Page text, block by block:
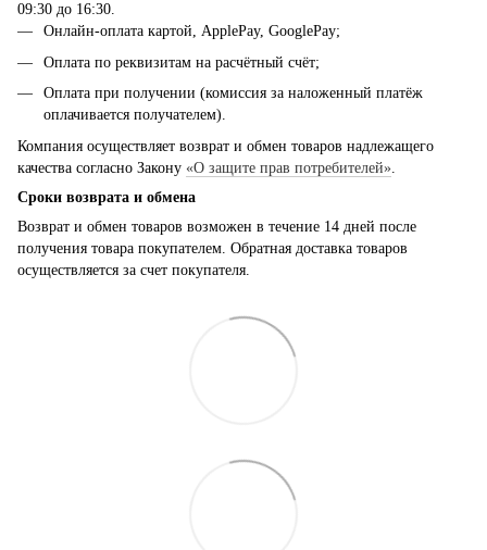
09:30 до 16:30.
Онлайн-оплата картой, ApplePay, GooglePay;
Оплата по реквизитам на расчётный счёт;
Оплата при получении (комиссия за наложенный платёж
оплачивается получателем).
Компания осуществляет возврат и обмен товаров надлежащего
качества согласно Закону «О защите прав потребителей»
Сроки возврата и обмена
Возврат и обмен товаров возможен в течение 14 дней после
получения товара покупателем. Обратная доставка товаров
осуществляется за счет покупателя.